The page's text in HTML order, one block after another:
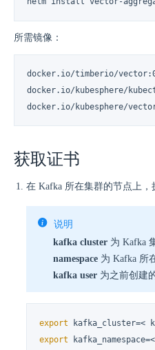
所需镜像：
docker.io/timberio/
docker.io/kubesphere/
docker.io/kubesphere/
获取证书
在 Kafka 所在集群的节点上，
说明
kafka cluster 为 Kafka
namespace 为 Kafka 所
kafka user 为之前创建
export
export